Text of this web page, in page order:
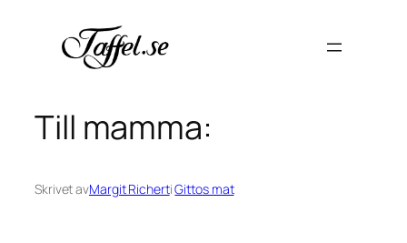
innehåll
Till mamma:
Skrivet avMargit RichertiGittos mat